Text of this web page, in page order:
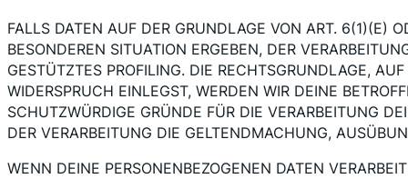
FALLS DATEN AUF DER GRUNDLAGE VON ART. 6(1)(E)
BESONDEREN SITUATION ERGEBEN, DER
GESTÜTZTES PROFILING. DIE RECHTSGRUNDLAGE,
WIDERSPRUCH EINLEGST, WERDEN WIR DEINE
SCHUTZWÜRDIGE GRÜNDE FÜR DIE VERARBEITUNG
DER VERARBEITUNG DIE GELTENDMACHUNG,
WENN DEINE PERSONENBEZOGENEN DATEN